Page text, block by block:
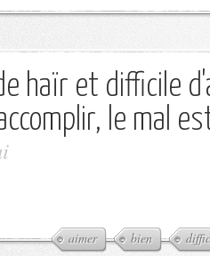
haïr et difficile
le mal
aimer bien